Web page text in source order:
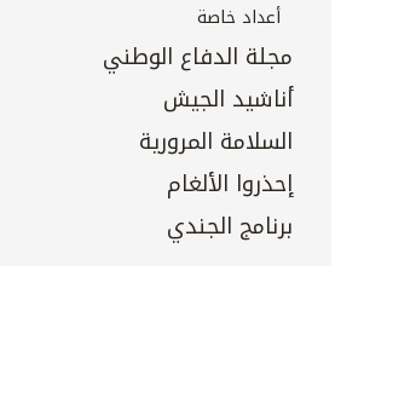
أعداد خاصة
مجلة الدفاع الوطني
أناشيد الجيش
السلامة المرورية
إحذروا الألغام
برنامج الجندي